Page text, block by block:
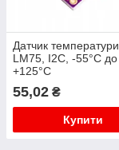
Датчик температури
LM75, I2C, -55°C до
+125°C
55,02 ₴
Купити